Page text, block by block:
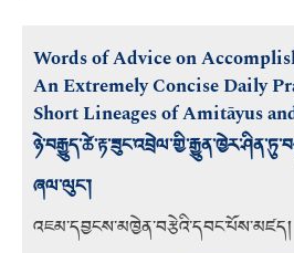
Words of Advice on
An Extremely Concise Daily
Short Lineages of Amitāyus
ཞལ་ལུང་།
འཇམ་དབྱངས་མཁྱེན་བརྩེའི་དབང་པོས་མཛད།